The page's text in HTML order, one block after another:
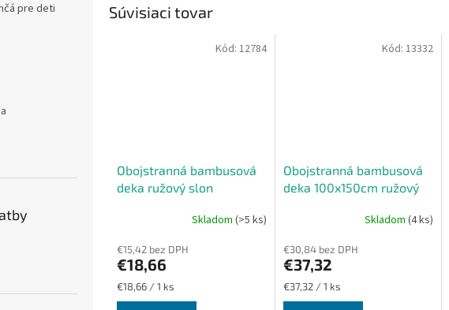
pre deti
Súvisiaci tovar
Obojstranná bambusová
deka ružový slon
Skladom (>5 ks)
€15,42 bez DPH
€18,66
Jednotková
cena:
€18,66 / 1 ks
Kód: 12784
Obojstranná bambusová
deka 100x150cm ružový
Skladom (4 ks)
€30,84 bez DPH
€37,32
Jednotková
cena:
€37,32 / 1 ks
Kód: 13332